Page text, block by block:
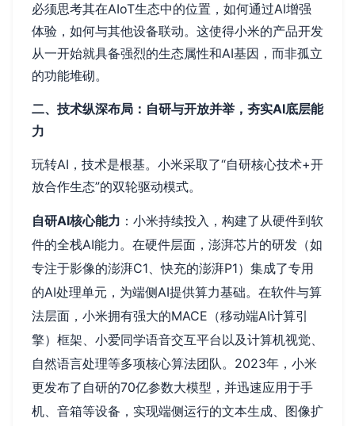
必须思考其在AIoT生态中的位置，如何通过AI增强
体验，如何与其他设备联动。这使得小米的产品开发
从一开始就具备强烈的生态属性和AI基因，而非孤立
的功能堆砌。
二、技术纵深布局：自研与开放并举，夯实AI底层能
力
玩转AI，技术是根基。小米采取了“自研核心技术+开
放合作生态”的双轮驱动模式。
自研AI核心能力 ：小米持续投入，构建了从硬件到软
件的全栈AI能力。在硬件层面，澎湃芯片的研发（如
专注于影像的澎湃C1、快充的澎湃P1）集成了专用
的AI处理单元，为端侧AI提供算力基础。在软件与算
法层面，小米拥有强大的MACE（移动端AI计算引
擎）框架、小爱同学语音交互平台以及计算机视觉、
自然语言处理等多项核心算法团队。2023年，小米
更发布了自研的70亿参数大模型，并迅速应用于手
机、音箱等设备，实现端侧运行的文本生成、图像扩